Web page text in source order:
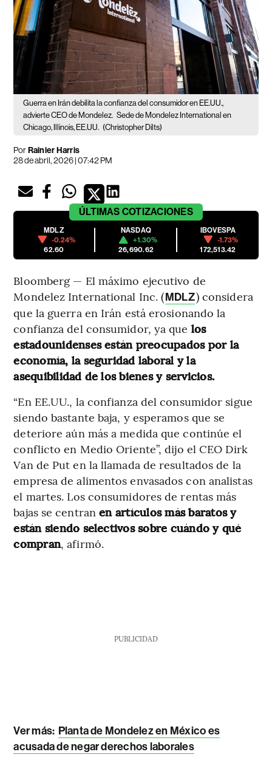
Guerra en Irán debilita la confianza del consumidor en EE.UU.,
advierte CEO de Mondelez. Sede de Mondelez International en
Chicago, Illinois, EE.UU. (Christopher Dilts)
PorRainier Harris
28 de abril, 2026 | 07:42 PM
ÚLTIMAS COTIZACIONES
MDLZ
-0.24%
62.60
NASDAQ
+1.30%
26,690.62
IBOVESPA
-1.73%
172,513.42
Bloomberg — El máximo ejecutivo de
Mondelez International Inc. (MDLZ) considera
que la guerra en Irán está erosionando la
confianza del consumidor, ya que los
estadounidenses están preocupados por la
economía, la seguridad laboral y la
asequibilidad de los bienes y servicios.
“En EE.UU., la confianza del consumidor sigue
siendo bastante baja, y esperamos que se
deteriore aún más a medida que continúe el
conflicto en Medio Oriente”, dijo el CEO Dirk
Van de Put en la llamada de resultados de la
empresa de alimentos envasados con analistas
el martes. Los consumidores de rentas más
bajas se centran en artículos más baratos y
están siendo selectivos sobre cuándo y qué
compran, afirmó.
PUBLICIDAD
Ver más: Planta de Mondelez en México es
acusada de negar derechos laborales